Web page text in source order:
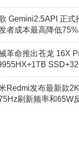
Gemini2.5API 正式
者成本最高降低75%
革命推出苍龙 16X
售11499元
Redmi发布最新款
刷新频率和65W